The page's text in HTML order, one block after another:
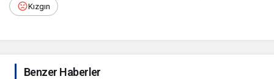
Kızgın
Benzer Haberler